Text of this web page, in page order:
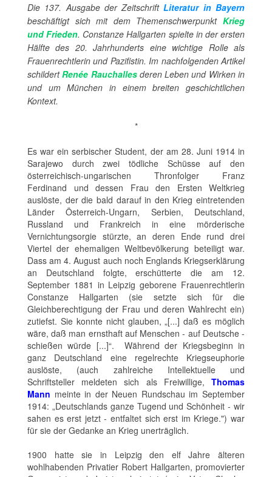
Die 137. Ausgabe der ZeitschriftLiteratur in Bayern
beschäftigt sich mit dem Themenschwerpunkt Krieg
und Frieden. Constanze Hallgarten spielte in der ersten
Hälfte des 20. Jahrhunderts eine wichtige Rolle als
Frauenrechtlerin und Pazifistin. Im nachfolgenden Artikel
schildertRenée Rauchallesderen Leben und Wirken in
und um München in einem breiten geschichtlichen
Kontext.
*
Es war ein serbischer Student, der am 28. Juni 1914 in
Sarajewo durch zwei tödliche Schüsse auf den
österreichisch-ungarischen Thronfolger Franz
Ferdinand und dessen Frau den Ersten Weltkrieg
auslöste, der die bald darauf in den Krieg eintretenden
Länder Österreich-Ungarn, Serbien, Deutschland,
Russland und Frankreich in eine mörderische
Vernichtungsorgie stürzte, an deren Ende rund drei
Viertel der ehemaligen Weltbevölkerung beteiligt war.
Dass am 4. August auch noch Englands Kriegserklärung
an Deutschland folgte, erschütterte die am 12.
September 1881 in Leipzig geborene Frauenrechtlerin
Constanze Hallgarten (sie setzte sich für die
Gleichberechtigung der Frau und deren Wahlrecht ein)
zutiefst. Sie konnte nicht glauben, „[...] daß es möglich
wäre, daß man ernsthaft auf Menschen - auf Deutsche -
schießen würde [...]“. Während der Kriegsbeginn in
ganz Deutschland eine regelrechte Kriegseuphorie
auslöste, (auch zahlreiche Intellektuelle und
Schriftsteller meldeten sich als Freiwillige, Thomas
Mann meinte in der Neuen Rundschau im September
1914: „Deutschlands ganze Tugend und Schönheit - wir
sahen es erst jetzt - entfaltet sich erst im Kriege.") war
für sie der Gedanke an Krieg unerträglich.
1900 hatte sie in Leipzig den elf Jahre älteren
wohlhabenden Privatier Robert Hallgarten, promovierter